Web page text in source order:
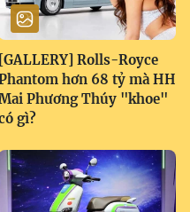
[GALLERY] Rolls-Royce
hơn 68 tỷ mà HH
Phương Thúy "khoe"
gì?